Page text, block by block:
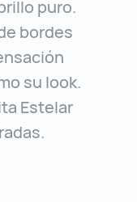
puro.
bordes
su look.
Estelar